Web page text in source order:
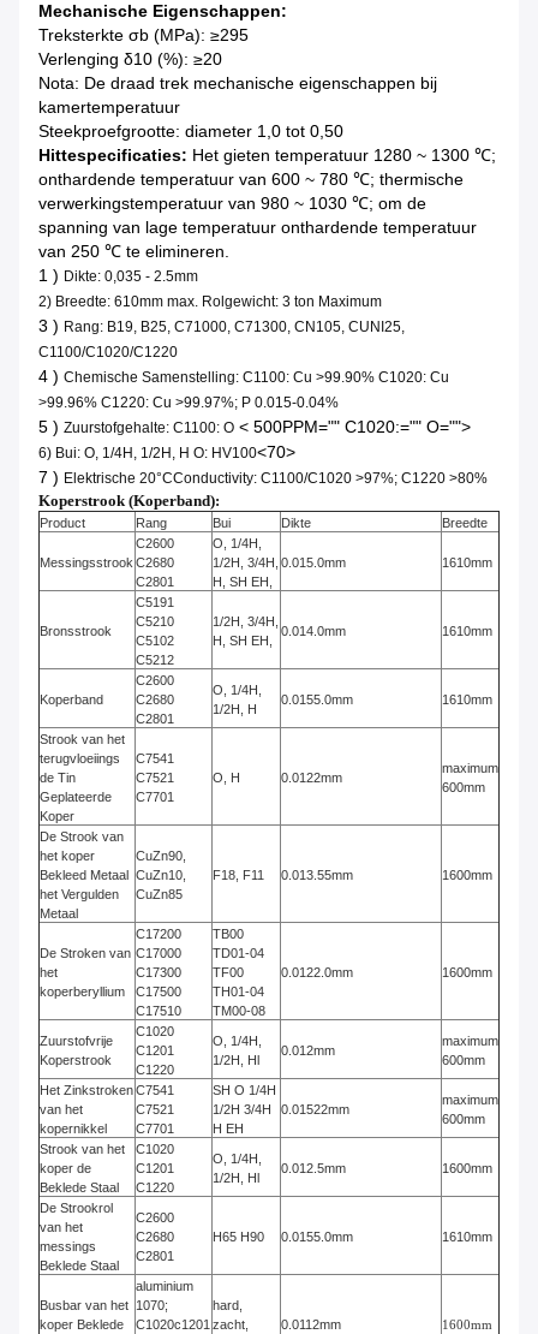
Mechanische Eigenschappen:
Treksterkte σb (MPa): ≥295
Verlenging δ10 (%): ≥20
Nota: De draad trek mechanische eigenschappen bij
kamertemperatuur
Steekproefgrootte: diameter 1,0 tot 0,50
Hittespecificaties: Het gieten temperatuur 1280 ~ 1300 ℃;
onthardende temperatuur van 600 ~ 780 ℃; thermische
verwerkingstemperatuur van 980 ~ 1030 ℃; om de
spanning van lage temperatuur onthardende temperatuur
van 250 ℃ te elimineren.
1 ) Dikte: 0,035 - 2.5mm
2) Breedte: 610mm max. Rolgewicht: 3 ton Maximum
3 ) Rang: B19, B25, C71000, C71300, CN105, CUNI25,
C1100/C1020/C1220
4 ) Chemische Samenstelling: C1100: Cu >99.90% C1020: Cu
>99.96% C1220: Cu >99.97%; P 0.015-0.04%
5 ) Zuurstofgehalte: C1100: O < 500PPM="" C1020:="" O="">
6) Bui: O, 1/4H, 1/2H, H O: HV100<70>
7 ) Elektrische 20°CConductivity: C1100/C1020 >97%; C1220 >80%
Koperstrook (Koperband):
Product Rang Bui Dikte Breedte
Messingsstrook
C2600
C2680
C2801
O, 1/4H,
1/2H, 3/4H,
H, SH EH,
0.015.0mm 1610mm
Bronsstrook
C5191
C5210
C5102
C5212
1/2H, 3/4H,
H, SH EH,
0.014.0mm 1610mm
Koperband
C2600
C2680
C2801
O, 1/4H,
1/2H, H
0.0155.0mm 1610mm
Strook van het
terugvloeiings
de Tin
Geplateerde
Koper
C7541
C7521
C7701
O, H 0.0122mm
maximum
600mm
De Strook van
het koper
Bekleed Metaal
het Vergulden
Metaal
CuZn90,
CuZn10,
CuZn85
F18, F11 0.013.55mm 1600mm
De Stroken van
het
koperberyllium
C17200
C17000
C17300
C17500
C17510
TB00
TD01-04
TF00
TH01-04
TM00-08
0.0122.0mm 1600mm
Zuurstofvrije
Koperstrook
C1020
C1201
C1220
O, 1/4H,
1/2H, Hl
0.012mm
maximum
600mm
Het Zinkstroken
van het
kopernikkel
C7541
C7521
C7701
SH O 1/4H
1/2H 3/4H
H EH
0.01522mm
maximum
600mm
Strook van het
koper de
Beklede Staal
C1020
C1201
C1220
O, 1/4H,
1/2H, Hl
0.012.5mm 1600mm
De Strookrol
van het
messings
Beklede Staal
C2600
C2680
C2801
H65 H90 0.0155.0mm 1610mm
Busbar van het
koper Beklede
aluminium
1070;
C1020c1201
hard,
zacht,
0.0112mm 1600mm